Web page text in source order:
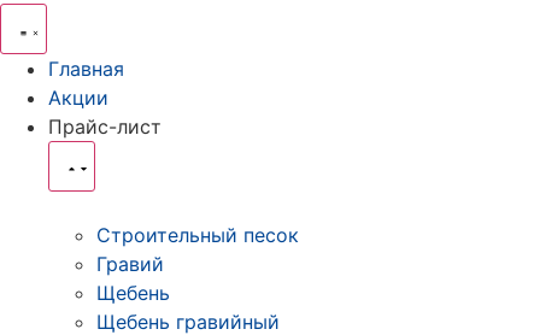
Главная
Акции
Прайс-лист
Строительный песок
Гравий
Щебень
Щебень гравийный